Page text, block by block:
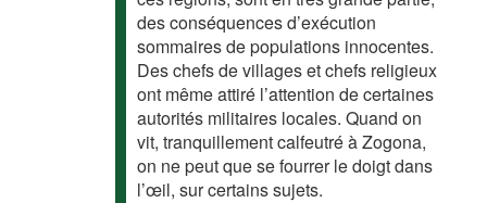
des conséquences d’exécution
sommaires de populations innocentes.
Des chefs de villages et chefs religieux
ont même attiré l’attention de certaines
autorités militaires locales. Quand on
vit, tranquillement calfeutré à Zogona,
on ne peut que se fourrer le doigt dans
l’œil, sur certains sujets.